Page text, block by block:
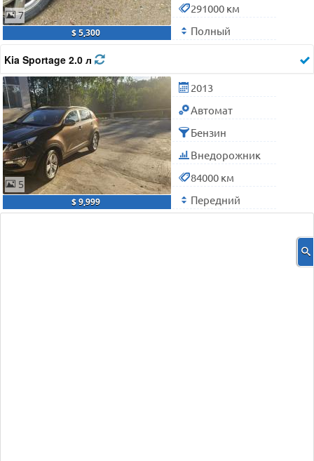
7
$ 5,300
291000 км
Полный
Kia Sportage 2.0 л
5
$ 9,999
2013
Автомат
Бензин
Внедорожник
84000 км
Передний